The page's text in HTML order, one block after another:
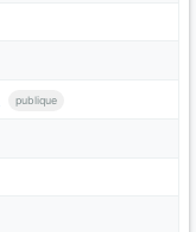
publique